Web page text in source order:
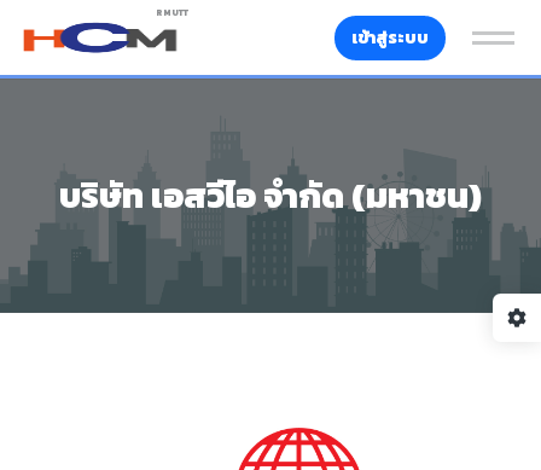
RMUTT
เข้าสู่ระบบ
บริษัท เอสวีไอ จำกัด (มหาชน)